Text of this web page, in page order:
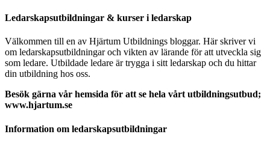
Ledarskapsutbildningar & kurser i ledarskap
Välkommen till en av Hjärtum Utbildnings bloggar. Här skriver vi
om ledarskapsutbildningar och vikten av lärande för att utveckla sig
som ledare. Utbildade ledare är trygga i sitt ledarskap och du hittar
din utbildning hos oss.
Besök gärna vår hemsida för att se hela vårt utbildningsutbud;
www.hjartum.se
Information om ledarskapsutbildningar